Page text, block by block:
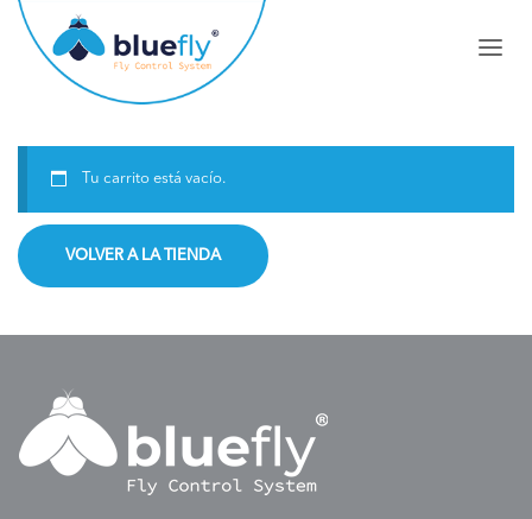
Tu carrito está vacío.
VOLVER A LA TIENDA